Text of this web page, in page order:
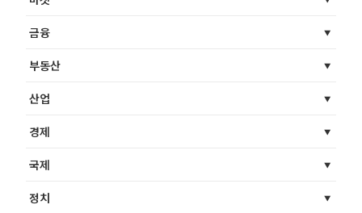
금융
부동산
산업
경제
국제
정치